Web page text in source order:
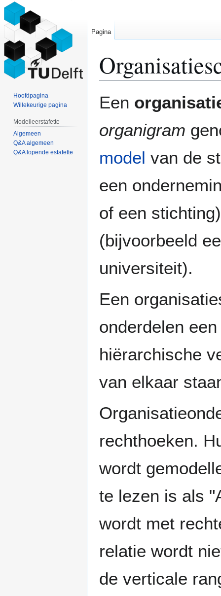
navigatie
zoeken
Een
organigram
model van de
een
of een
(bijvoorbeeld
universiteit).
Een
onderdelen
hiërarchische
van elkaar
rechthoeken.
wordt
te lezen is als
wordt met
relatie wordt
de verticale
Pagina
Hoofdpagina
Willekeurige pagina
Modelleerstafette
Algemeen
Q&A algemeen
Q&A lopende estafette